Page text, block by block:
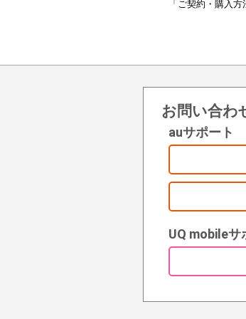
「ご契約・購入
お問い合わ
auサポート
UQ mobileサ